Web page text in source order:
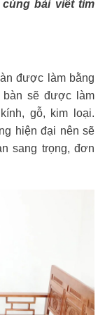
bài viết tìm
được làm bằng
bàn sẽ được làm
gỗ, kim loại.
hiện đại nên sẽ
sang trọng, đơn